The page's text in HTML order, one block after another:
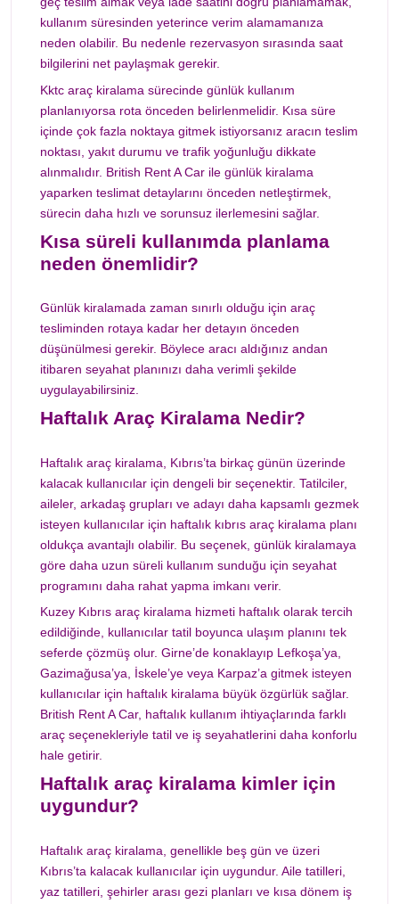
kullanım süresinden yeterince verim alamamanıza
neden olabilir. Bu nedenle rezervasyon sırasında saat
bilgilerini net paylaşmak gerekir.
Kktc araç kiralama sürecinde günlük kullanım
planlanıyorsa rota önceden belirlenmelidir. Kısa süre
içinde çok fazla noktaya gitmek istiyorsanız aracın teslim
noktası, yakıt durumu ve trafik yoğunluğu dikkate
alınmalıdır. British Rent A Car ile günlük kiralama
yaparken teslimat detaylarını önceden netleştirmek,
sürecin daha hızlı ve sorunsuz ilerlemesini sağlar.
Kısa süreli kullanımda planlama
neden önemlidir?
Günlük kiralamada zaman sınırlı olduğu için araç
tesliminden rotaya kadar her detayın önceden
düşünülmesi gerekir. Böylece aracı aldığınız andan
itibaren seyahat planınızı daha verimli şekilde
uygulayabilirsiniz.
Haftalık Araç Kiralama Nedir?
Haftalık araç kiralama, Kıbrıs’ta birkaç günün üzerinde
kalacak kullanıcılar için dengeli bir seçenektir. Tatilciler,
aileler, arkadaş grupları ve adayı daha kapsamlı gezmek
isteyen kullanıcılar için haftalık kıbrıs araç kiralama planı
oldukça avantajlı olabilir. Bu seçenek, günlük kiralamaya
göre daha uzun süreli kullanım sunduğu için seyahat
programını daha rahat yapma imkanı verir.
Kuzey Kıbrıs araç kiralama hizmeti haftalık olarak tercih
edildiğinde, kullanıcılar tatil boyunca ulaşım planını tek
seferde çözmüş olur. Girne’de konaklayıp Lefkoşa’ya,
Gazimağusa’ya, İskele’ye veya Karpaz’a gitmek isteyen
kullanıcılar için haftalık kiralama büyük özgürlük sağlar.
British Rent A Car, haftalık kullanım ihtiyaçlarında farklı
araç seçenekleriyle tatil ve iş seyahatlerini daha konforlu
hale getirir.
Haftalık araç kiralama kimler için
uygundur?
Haftalık araç kiralama, genellikle beş gün ve üzeri
Kıbrıs’ta kalacak kullanıcılar için uygundur. Aile tatilleri,
yaz tatilleri, şehirler arası gezi planları ve kısa dönem iş